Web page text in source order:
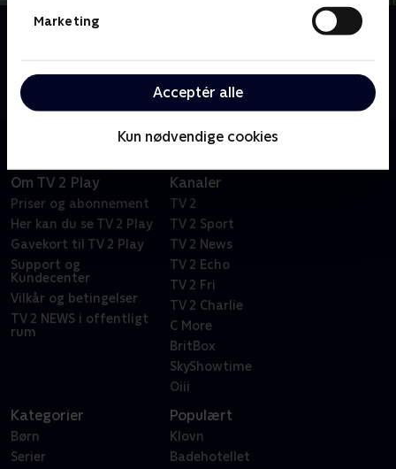
Marketing
Acceptér alle
Kun nødvendige cookies
Om Bing
så meget at lære, når man er lille. Heldigvis er vennen
Flopp parat til at svare på spørgsmål.
Om TV 2 Play
Priser og abonnement
Her kan du se TV 2 Play
Gavekort til TV 2 Play
Support og
Kundecenter
Vilkår og betingelser
TV 2 NEWS i offentligt
rum
Kanaler
TV 2
TV 2 Sport
TV 2 News
TV 2 Echo
TV 2 Fri
TV 2 Charlie
C More
BritBox
SkyShowtime
Oiii
Kategorier
Børn
Serier
Populært
Klovn
Badehotellet